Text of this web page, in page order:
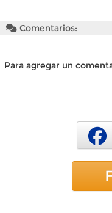
Comentarios:
Para agregar un